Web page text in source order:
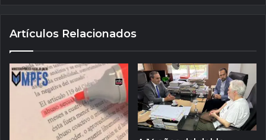
Artículos Relacionados